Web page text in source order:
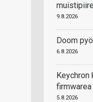
9.8.2026
Doom
6.8.2026
Keychron
5.8.2026